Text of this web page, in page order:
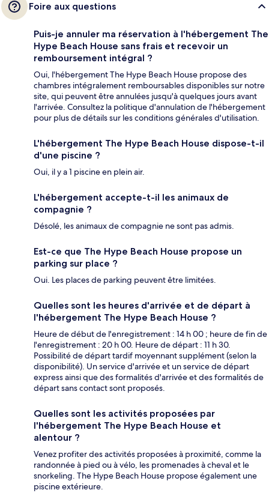
Foire aux questions
Puis-je annuler ma réservation à l'hébergement The
Hype Beach House sans frais et recevoir un
remboursement intégral ?
Oui, l'hébergement The Hype Beach House propose des
chambres intégralement remboursables disponibles sur notre
site, qui peuvent être annulées jusqu'à quelques jours avant
l'arrivée. Consultez la politique d'annulation de l'hébergement
pour plus de détails sur les conditions générales d'utilisation.
L'hébergement The Hype Beach House dispose-t-il
d'une piscine ?
Oui, il y a 1 piscine en plein air.
L'hébergement accepte-t-il les animaux de
compagnie ?
Désolé, les animaux de compagnie ne sont pas admis.
Est-ce que The Hype Beach House propose un
parking sur place ?
Oui. Les places de parking peuvent être limitées.
Quelles sont les heures d'arrivée et de départ à
l'hébergement The Hype Beach House ?
Heure de début de l'enregistrement : 14 h 00 ; heure de fin de
l'enregistrement : 20 h 00. Heure de départ : 11 h 30.
Possibilité de départ tardif moyennant supplément (selon la
disponibilité). Un service d'arrivée et un service de départ
express ainsi que des formalités d'arrivée et des formalités de
départ sans contact sont proposés.
Quelles sont les activités proposées par
l'hébergement The Hype Beach House et
alentour ?
Venez profiter des activités proposées à proximité, comme la
randonnée à pied ou à vélo, les promenades à cheval et le
snorkeling. The Hype Beach House propose également une
piscine extérieure.